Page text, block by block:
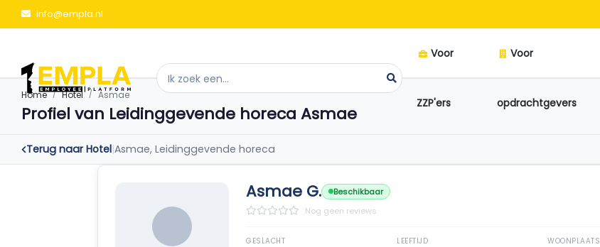
info@empla.nl
Voor
ZZP'ers
Voor
opdrachtgevers
Home Hotel Asmae
Profiel van Leidinggevende horeca Asmae
Terug naar Hotel|Asmae, Leidinggevende horeca
Asmae G.
Beschikbaar
Nog geen reviews
GESLACHT LEEFTIJD WOONPLAATS